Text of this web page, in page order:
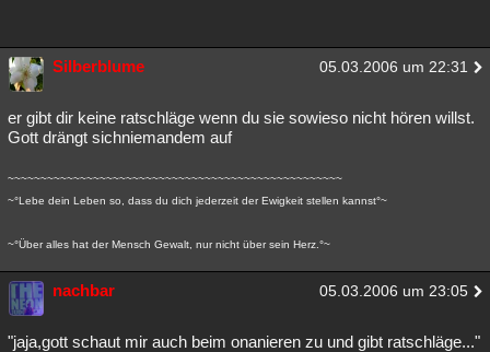
Silberblume 05.03.2006 um 22:31
er gibt dir keine ratschläge wenn du sie sowieso nicht hören willst.
Gott drängt sichniemandem auf
~~~~~~~~~~~~~~~~~~~~~~~~~~~~~~~~~~~~~~~~~~~~~~~~~~~
~°Lebe dein Leben so, dass du dich jederzeit der Ewigkeit stellen kannst°~
~°Über alles hat der Mensch Gewalt, nur nicht über sein Herz.°~
nachbar 05.03.2006 um 23:05
"jaja,gott schaut mir auch beim onanieren zu und gibt ratschläge..."